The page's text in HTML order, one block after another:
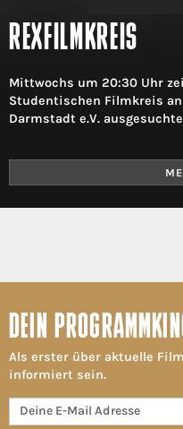
REXFILMKREIS
Mittwochs um 20:30 Uhr
Studentischen Filmkreis
Darmstadt e.V.
DEIN
Als erster über aktuelle
informiert sein.